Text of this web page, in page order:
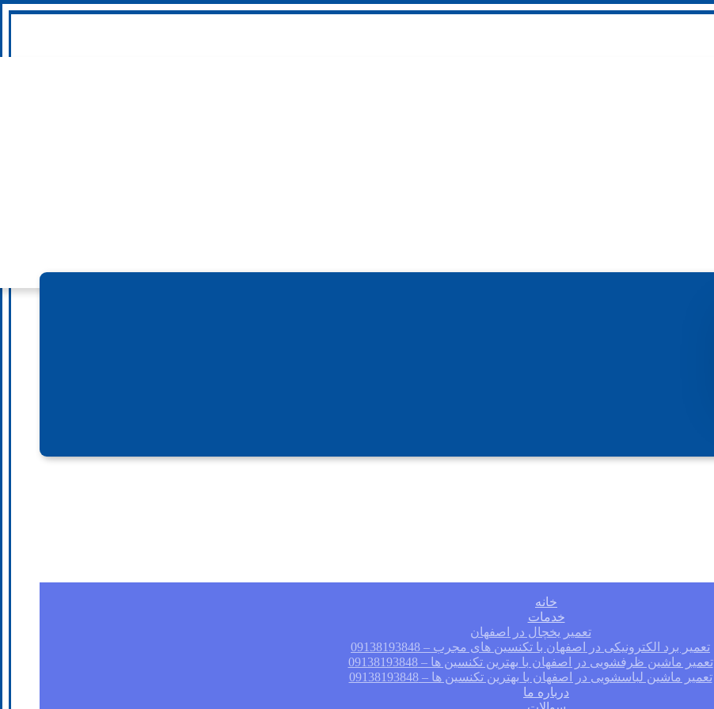
خانه
خدمات
تعمیر یخچال در اصفهان
تعمیر برد الکترونیکی در اصفهان با تکنسین های مجرب – 09138193848
تعمیر ماشین ظرفشویی در اصفهان با بهترین تکنسین ها – 09138193848
تعمیر ماشین لباسشویی در اصفهان با بهترین تکنسین ها – 09138193848
درباره ما